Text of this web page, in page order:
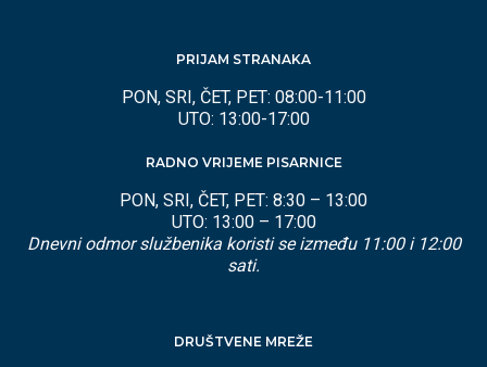
PRIJAM STRANAKA
PON, SRI, ČET, PET: 08:00-11:00
UTO: 13:00-17:00
RADNO VRIJEME PISARNICE
PON, SRI, ČET, PET: 8:30 – 13:00
UTO: 13:00 – 17:00
Dnevni odmor službenika koristi se između 11:00 i 12:00
sati.
DRUŠTVENE MREŽE